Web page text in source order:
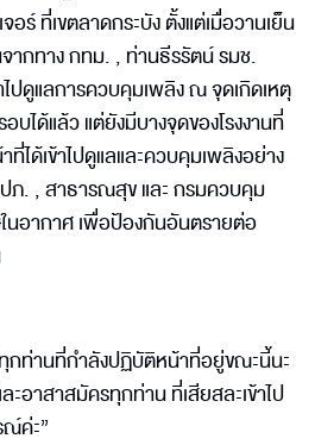
อร์ ที่เขตลาดกระบัง ตั้งแต่เมื่อวานเย็น
ากทาง กทม.​ , ท่านธีรรัตน์ รมช.
ไปดูแลการควบคุมเพลิง ณ จุดเกิดเหตุ
บได้แล้ว แต่ยังมีบางจุดของโรงงานที่
ได้เข้าไปดูแลและควบคุมเพลิงอย่าง
ปภ. , สาธารณสุข และ กรมควบคุม
อากาศ เพื่อป้องกันอันตรายต่อ
กท่านที่กำลังปฏิบัติหน้าที่อยู่ขณะนี้นะ
ะอาสาสมัครทุกท่าน ที่เสียสละเข้าไป
ค่ะ”